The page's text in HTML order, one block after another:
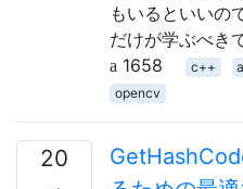
もいるといいの
だけが学ぶべき
1658
c++
opencv
20